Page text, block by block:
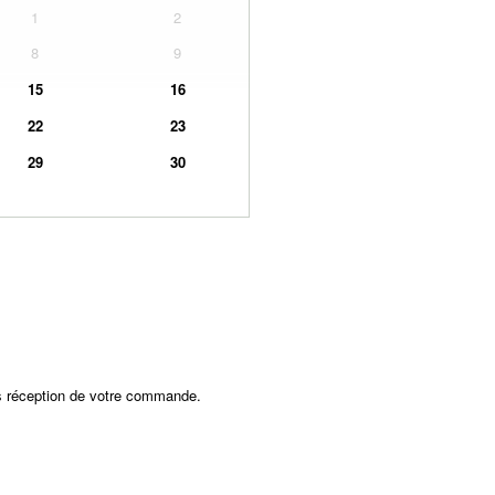
1
2
8
9
15
16
22
23
29
30
de votre commande.